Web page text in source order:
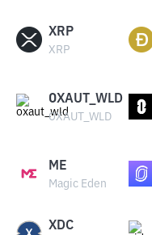
XRP
XRP
OXAUT_WLD
OXAUT_WLD
ME
Magic Eden
XDC